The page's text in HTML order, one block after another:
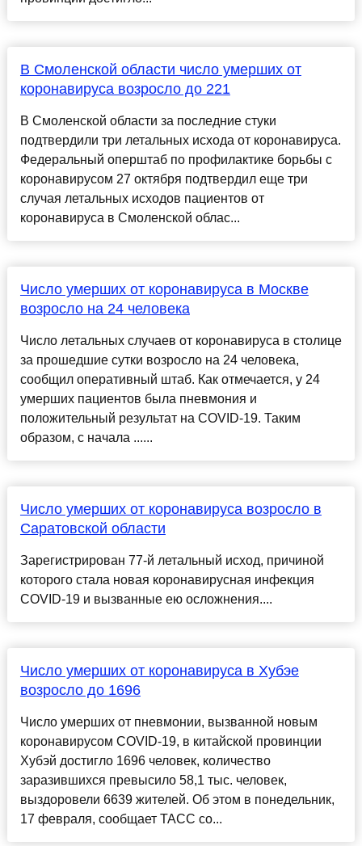
В Смоленской области число умерших от
коронавируса возросло до 221
В Смоленской области за последние стуки
подтвердили три летальных исхода от коронавируса.
Федеральный оперштаб по профилактике борьбы с
коронавирусом 27 октября подтвердил еще три
случая летальных исходов пациентов от
коронавируса в Смоленской облас...
Число умерших от коронавируса в Москве
возросло на 24 человека
Число летальных случаев от коронавируса в столице
за прошедшие сутки возросло на 24 человека,
сообщил оперативный штаб. Как отмечается, у 24
умерших пациентов была пневмония и
положительный результат на COVID-19. Таким
образом, с начала ......
Число умерших от коронавируса возросло в
Саратовской области
Зарегистрирован 77-й летальный исход, причиной
которого стала новая коронавирусная инфекция
COVID-19 и вызванные ею осложнения....
Число умерших от коронавируса в Хубэе
возросло до 1696
Число умерших от пневмонии, вызванной новым
коронавирусом COVID-19, в китайской провинции
Хубэй достигло 1696 человек, количество
заразившихся превысило 58,1 тыс. человек,
выздоровели 6639 жителей. Об этом в понедельник,
17 февраля, сообщает ТАСС со...